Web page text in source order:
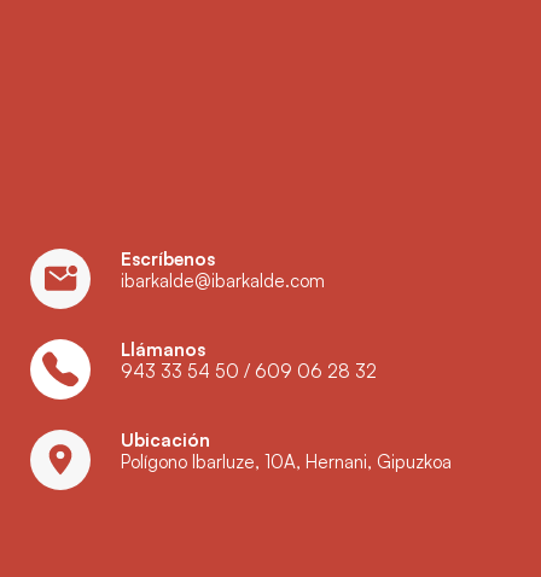
Escríbenos
ibarkalde@ibarkalde.com
Llámanos
943 33 54 50 / 609 06 28 32
Ubicación
Polígono Ibarluze, 10A, Hernani, Gipuzkoa